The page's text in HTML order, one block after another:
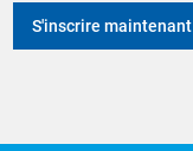
S'inscrire maintenant